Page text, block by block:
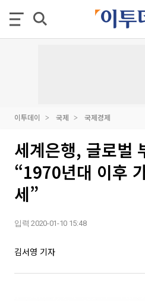
이투데이 국제 국제경제
세계은행, 글로벌
“1970년대 이후
세”
입력 2020-01-10 15:48
김서영 기자